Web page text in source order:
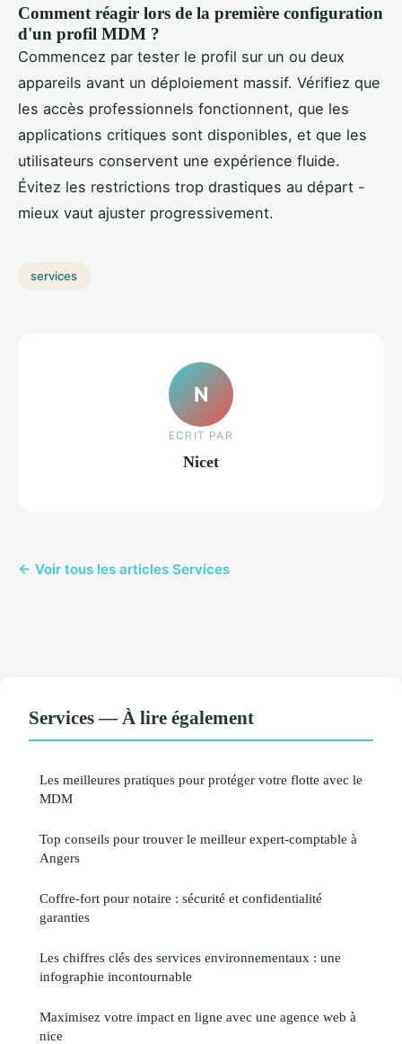
Comment réagir lors de la première configuration
d'un profil MDM ?
Commencez par tester le profil sur un ou deux
appareils avant un déploiement massif. Vérifiez que
les accès professionnels fonctionnent, que les
applications critiques sont disponibles, et que les
utilisateurs conservent une expérience fluide.
Évitez les restrictions trop drastiques au départ -
mieux vaut ajuster progressivement.
services
N
ECRIT PAR
Nicet
← Voir tous les articles Services
Services — À lire également
Les meilleures pratiques pour protéger votre flotte avec le
MDM
Top conseils pour trouver le meilleur expert-comptable à
Angers
Coffre-fort pour notaire : sécurité et confidentialité
garanties
Les chiffres clés des services environnementaux : une
infographie incontournable
Maximisez votre impact en ligne avec une agence web à
nice